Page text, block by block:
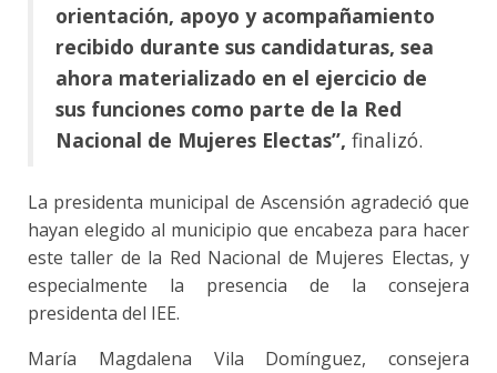
orientación, apoyo y acompañamiento
recibido durante sus candidaturas, sea
ahora materializado en el ejercicio de
sus funciones como parte de la Red
Nacional de Mujeres Electas”, finalizó.
La presidenta municipal de Ascensión agradeció que
hayan elegido al municipio que encabeza para hacer
este taller de la Red Nacional de Mujeres Electas, y
especialmente la presencia de la consejera
presidenta del IEE.
María Magdalena Vila Domínguez, consejera